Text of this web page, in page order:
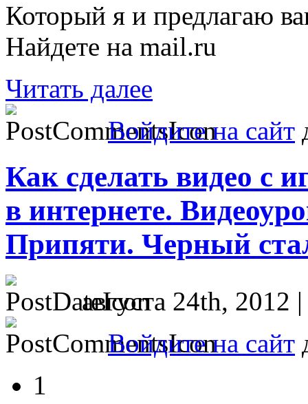
Который я и предлагаю
Найдете на mail.ru
Читать далее
Войдите на сайт
Как сделать видео с
в интернете.
Припяти. Черный
августа 24th, 2012
Войдите на сайт
1